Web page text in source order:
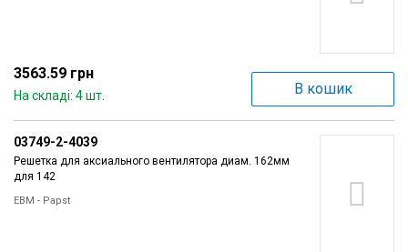
3563.59 грн
На складі: 4 шт. В кошик
03749-2-4039
Решетка для аксиального вентилятора диам. 162мм
для 142
EBM - Papst